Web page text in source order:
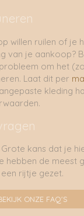
willen ruilen of je
van je aankoop?
om het
Laat dit per
kleding
kans dat je
hebben de meest
rijtje gezet.
ONZE FAQ'S